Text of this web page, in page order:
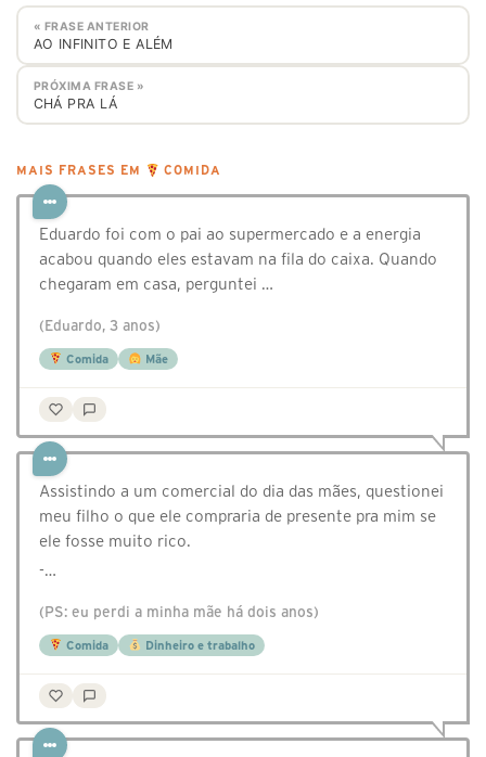
« FRASE ANTERIOR
AO INFINITO E ALÉM
PRÓXIMA FRASE »
CHÁ PRA LÁ
MAIS FRASES EM COMIDA
Eduardo foi com o pai ao supermercado e a energia
acabou quando eles estavam na fila do caixa. Quando
chegaram em casa, perguntei …
(Eduardo, 3 anos)
Comida Mãe
Assistindo a um comercial do dia das mães, questionei
meu filho o que ele compraria de presente pra mim se
ele fosse muito rico.
-…
(PS: eu perdi a minha mãe há dois anos)
Comida Dinheiro e trabalho